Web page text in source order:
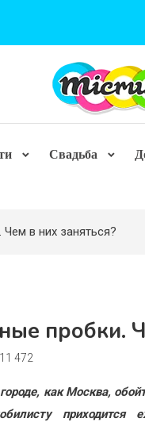
Свадьба
в них заняться?
пробки.
11 472
как Москва,
приходится